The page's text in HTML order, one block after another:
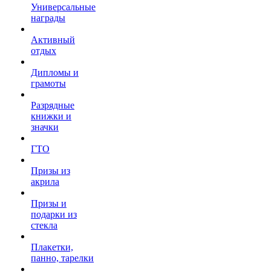
Универсальные
награды
Активный
отдых
Дипломы и
грамоты
Разрядные
книжки и
значки
ГТО
Призы из
акрила
Призы и
подарки из
стекла
Плакетки,
панно, тарелки